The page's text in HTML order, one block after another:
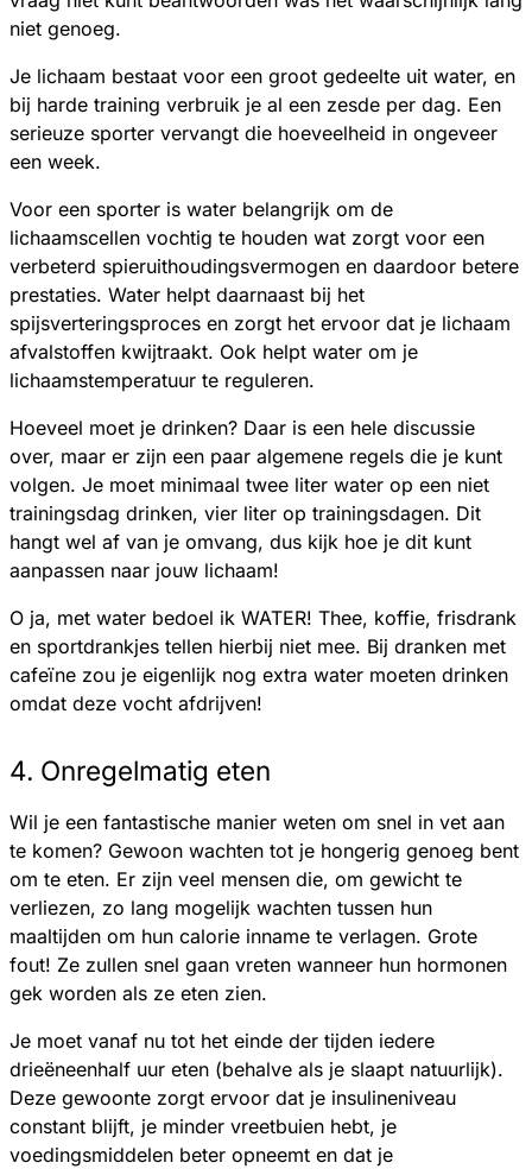
niet genoeg.
Je lichaam bestaat voor een groot gedeelte uit water, en
bij harde training verbruik je al een zesde per dag. Een
serieuze sporter vervangt die hoeveelheid in ongeveer
een week.
Voor een sporter is water belangrijk om de
lichaamscellen vochtig te houden wat zorgt voor een
verbeterd spieruithoudingsvermogen en daardoor betere
prestaties. Water helpt daarnaast bij het
spijsverteringsproces en zorgt het ervoor dat je lichaam
afvalstoffen kwijtraakt. Ook helpt water om je
lichaamstemperatuur te reguleren.
Hoeveel moet je drinken? Daar is een hele discussie
over, maar er zijn een paar algemene regels die je kunt
volgen. Je moet minimaal twee liter water op een niet
trainingsdag drinken, vier liter op trainingsdagen. Dit
hangt wel af van je omvang, dus kijk hoe je dit kunt
aanpassen naar jouw lichaam!
O ja, met water bedoel ik WATER! Thee, koffie, frisdrank
en sportdrankjes tellen hierbij niet mee. Bij dranken met
cafeïne zou je eigenlijk nog extra water moeten drinken
omdat deze vocht afdrijven!
4. Onregelmatig eten
Wil je een fantastische manier weten om snel in vet aan
te komen? Gewoon wachten tot je hongerig genoeg bent
om te eten. Er zijn veel mensen die, om gewicht te
verliezen, zo lang mogelijk wachten tussen hun
maaltijden om hun calorie inname te verlagen. Grote
fout! Ze zullen snel gaan vreten wanneer hun hormonen
gek worden als ze eten zien.
Je moet vanaf nu tot het einde der tijden iedere
drieëneenhalf uur eten (behalve als je slaapt natuurlijk).
Deze gewoonte zorgt ervoor dat je insulineniveau
constant blijft, je minder vreetbuien hebt, je
voedingsmiddelen beter opneemt en dat je